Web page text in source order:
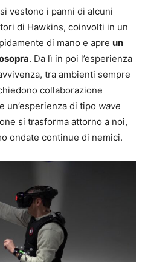
vestono i panni di alcuni
di Hawkins, coinvolti in un
di mano e apre un
. Da lì in poi l’esperienza
tra ambienti sempre
collaborazione
un’esperienza di tipo wave
si trasforma attorno a noi,
ondate continue di nemici.